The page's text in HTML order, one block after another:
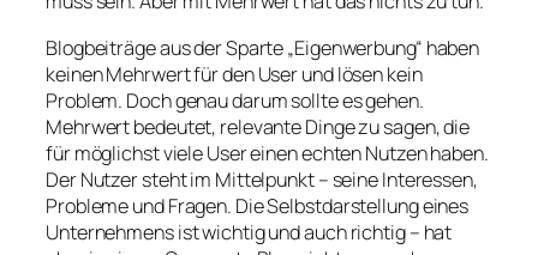
Blogbeiträge aus der Sparte „Eigenwerbung“ haben
keinen Mehrwert für den User und lösen kein
Problem. Doch genau darum sollte es gehen.
Mehrwert bedeutet, relevante Dinge zu sagen, die
für möglichst viele User einen echten Nutzen haben.
Der Nutzer steht im Mittelpunkt – seine Interessen,
Probleme und Fragen. Die Selbstdarstellung eines
Unternehmens ist wichtig und auch richtig – hat